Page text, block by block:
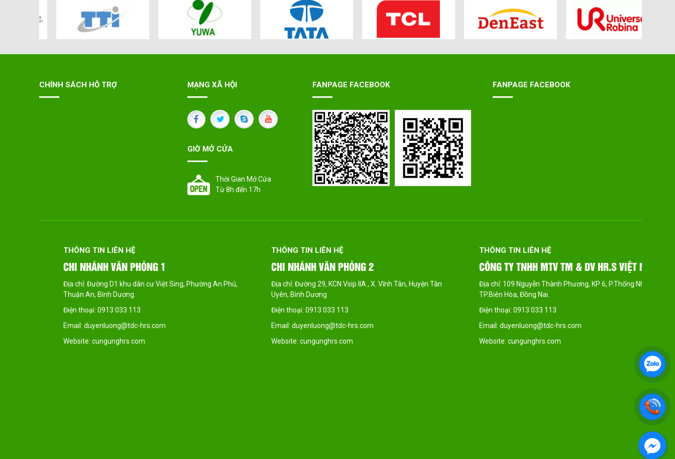
CHÍNH SÁCH HỖ TRỢ MẠNG XÃ HỘI
GIỜ MỞ CỬA
Thời Gian Mở Cửa
Từ 8h đến 17h
FANPAGE FACEBOOK FANPAGE FACEBOOK
THÔNG TIN LIÊN HỆ
CHI NHÁNH VĂN PHÒNG 1
Địa chỉ: Đường D1 khu dân cư Việt Sing, Phường An Phú,
Thuận An, Bình Dương.
Điện thoại: 0913 033 113
Email: duyenluong@tdc-hrs.com
Website: cungunghrs.com
THÔNG TIN LIÊN HỆ
CHI NHÁNH VĂN PHÒNG 2
Địa chỉ: Đường 29, KCN Vsip IIA , X. Vĩnh Tân, Huyện Tân
Uyên, Bình Dương
Điện thoại: 0913 033 113
Email: duyenluong@tdc-hrs.com
Website: cungunghrs.com
THÔNG TIN LIÊN HỆ
CÔNG TY TNHH MTV TM & DV HR.S VIỆT NAM
Địa chỉ: 109 Nguyễn Thành Phương, KP 6, P.Thống Nhất,
TP.Biên Hòa, Đồng Nai.
Điện thoại: 0913 033 113
Email: duyenluong@tdc-hrs.com
Website: cungunghrs.com